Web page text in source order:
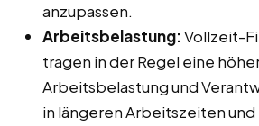
anzupassen.
Arbeitsbelastung:Vollzeit-
tragen in der Regel eine
Arbeitsbelastung und
in längeren Arbeitszeiten